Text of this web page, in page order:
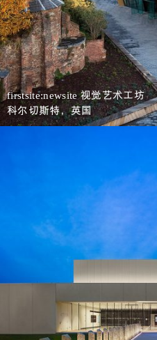
firstsite:newsite视觉艺术工坊
科尔切斯特，英国